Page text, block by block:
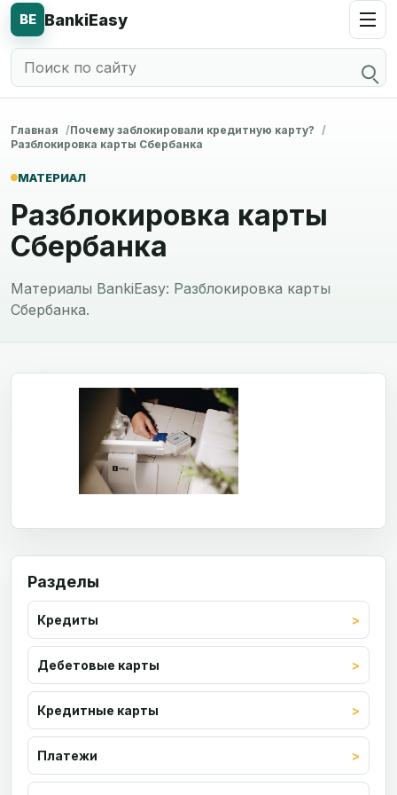
BE BankiEasy
Главная
Почему заблокировали кредитную карту?
Разблокировка карты Сбербанка
МАТЕРИАЛ
Разблокировка карты
Сбербанка
Материалы BankiEasy: Разблокировка карты
Сбербанка.
Разделы
Кредиты
Дебетовые карты
Кредитные карты
Платежи